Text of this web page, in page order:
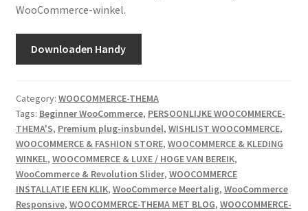
WooCommerce-winkel.
Downloaden Handy
Category: WOOCOMMERCE-THEMA
Tags: Beginner WooCommerce, PERSOONLIJKE WOOCOMMERCE-
THEMA'S, Premium plug-insbundel, WISHLIST WOOCOMMERCE,
WOOCOMMERCE & FASHION STORE, WOOCOMMERCE & KLEDING
WINKEL, WOOCOMMERCE & LUXE / HOGE VAN BEREIK,
WooCommerce & Revolution Slider, WOOCOMMERCE
INSTALLATIE EEN KLIK, WooCommerce Meertalig, WooCommerce
Responsive, WOOCOMMERCE-THEMA MET BLOG, WOOCOMMERCE-